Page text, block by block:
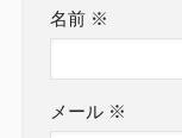
名前 ※
メール ※